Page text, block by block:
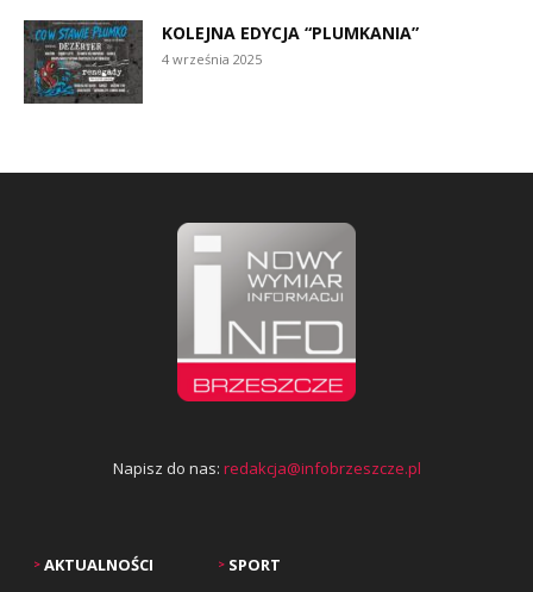
KOLEJNA EDYCJA “PLUMKANIA”
4 września 2025
Napisz do nas: redakcja@infobrzeszcze.pl
> AKTUALNOŚCI > SPORT